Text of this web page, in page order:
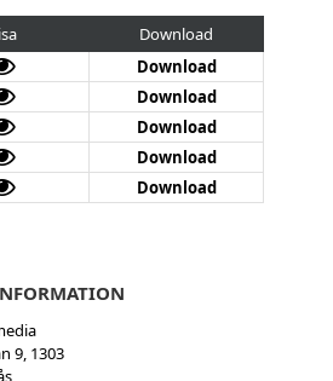
Download
Download
Download
Download
Download
Download
9, 1303